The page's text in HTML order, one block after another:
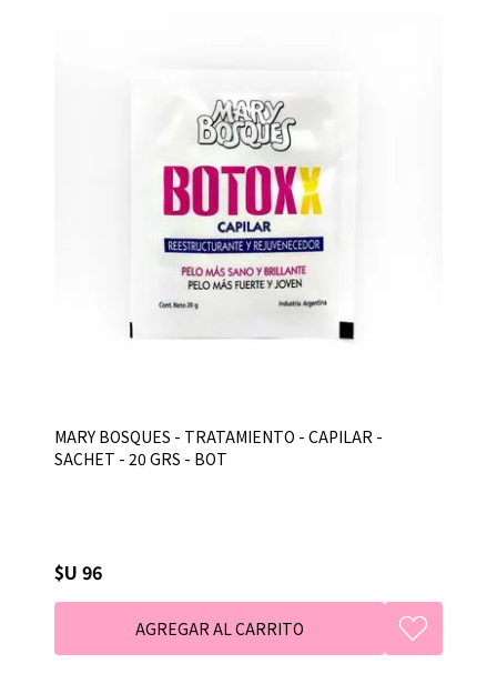
MARY BOSQUES - TRATAMIENTO - CAPILAR -
SACHET - 20 GRS - BOT
$U 96